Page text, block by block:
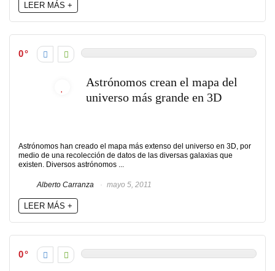
LEER MÁS +
0
Astrónomos crean el mapa del
universo más grande en 3D
Astrónomos han creado el mapa más extenso del universo en 3D, por
medio de una recolección de datos de las diversas galaxias que
existen. Diversos astrónomos ...
Alberto Carranza mayo 5, 2011
LEER MÁS +
0